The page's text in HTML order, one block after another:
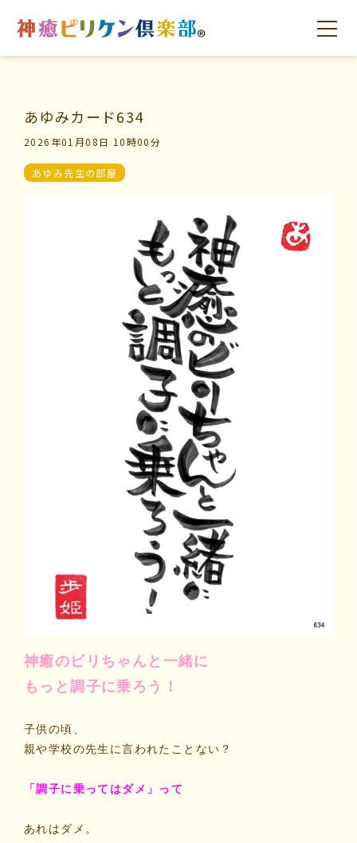
はじめての方へ
マイビリちゃん診断
風水ミニビリちゃん診断
よくなるメッセージ
お問い合わせ
あゆみカード634
2026年01月08日 10時00分
あゆみ先生の部屋
神癒のビリちゃんと一緒に
もっと調子に乗ろう！
子供の頃、
親や学校の先生に言われたことない？
「調子に乗ってはダメ」って
あれはダメ。